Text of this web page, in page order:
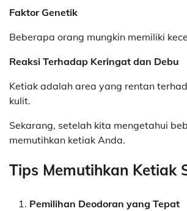
Faktor Genetik
Beberapa orang mungkin memiliki
Reaksi Terhadap Keringat dan Debu
Ketiak adalah area yang rentan
kulit.
Sekarang, setelah kita mengetahui
memutihkan ketiak Anda.
Tips Memutihkan Ketiak
Pemilihan Deodoran yang Tepat